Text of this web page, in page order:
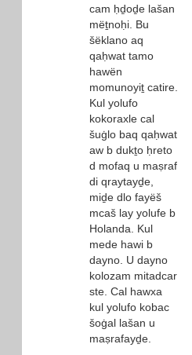
cam ḥḏoḏe lašan
mëṯnoḥi. Bu
šëklano aq
qaḥwat tamo
hawën
momunoyiṯ catire.
Kul yolufo
kokoraxle cal
šuġlo baq qaḥwat
aw b dukṯo ḥreto
d mofaq u maṣraf
di qraytayḏe,
miḏe dlo fayëš
mcaš lay yolufe b
Holanda. Kul
mede hawi b
dayno. U dayno
kolozam mitadcar
ste. Cal hawxa
kul yolufo kobac
šoġal lašan u
maṣrafayḏe.